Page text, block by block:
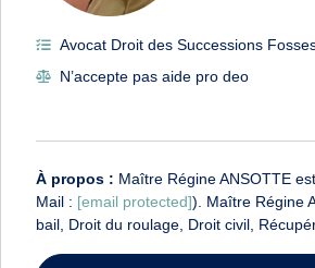
Avocat Droit des Successions
N’accepte pas aide pro deo
À propos : Maître Régine ANSOTTE
Mail : [email protected]). Maître Régine
bail, Droit du roulage, Droit civil,